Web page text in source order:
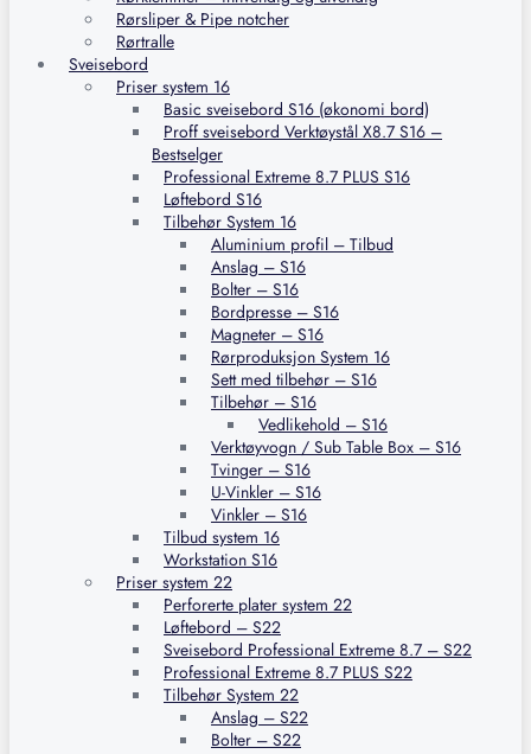
Rørsliper & Pipe notcher
Rørtralle
Sveisebord
Priser system 16
Basic sveisebord S16 (økonomi bord)
Proff sveisebord Verktøystål X8.7 S16 –
Bestselger
Professional Extreme 8.7 PLUS S16
Løftebord S16
Tilbehør System 16
Aluminium profil – Tilbud
Anslag – S16
Bolter – S16
Bordpresse – S16
Magneter – S16
Rørproduksjon System 16
Sett med tilbehør – S16
Tilbehør – S16
Vedlikehold – S16
Verktøyvogn / Sub Table Box – S16
Tvinger – S16
U-Vinkler – S16
Vinkler – S16
Tilbud system 16
Workstation S16
Priser system 22
Perforerte plater system 22
Løftebord – S22
Sveisebord Professional Extreme 8.7 – S22
Professional Extreme 8.7 PLUS S22
Tilbehør System 22
Anslag – S22
Bolter – S22